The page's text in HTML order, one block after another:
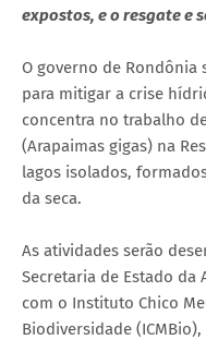
expostos, e o resgate e
O governo de Rondônia
para mitigar a crise
concentra no trabalho
(Arapaimas gigas) na
lagos isolados,
da seca.
As atividades serão
Secretaria de Estado da
com o Instituto Chico
Biodiversidade